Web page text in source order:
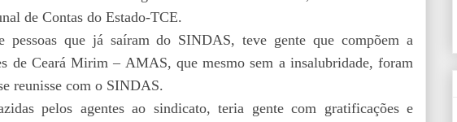
de Contas do Estado-TCE.
pessoas que já saíram do SINDAS, teve gente que compõem a
de Ceará Mirim – AMAS, que mesmo sem a insalubridade, foram
reunisse com o SINDAS.
pelos agentes ao sindicato, teria gente com gratificações e